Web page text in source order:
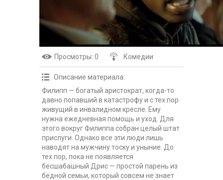
Просмотры: 0 Комедии
Описание материала:
Филипп — богатый аристократ, когда-то
давно попавший в катастрофу и с тех пор
живущий в инвалидном кресле. Ему
нужна ежедневная помощь и уход. Для
этого вокруг Филиппа собран целый штат
прислуги. Однако все эти люди лишь
наводят на мужчину тоску и уныние. До
тех пор, пока не появляется
бесшабашный Дрис — простой парень из
бедной семьи, который совсем не знает